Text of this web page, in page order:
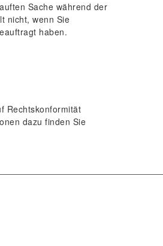
Sache während der
nicht, wenn Sie
haben.
Rechtskonformität
dazu finden Sie